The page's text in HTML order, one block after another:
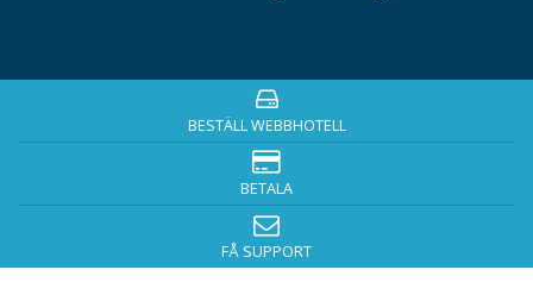
BESTÄLL WEBBHOTELL
BETALA
FÅ SUPPORT